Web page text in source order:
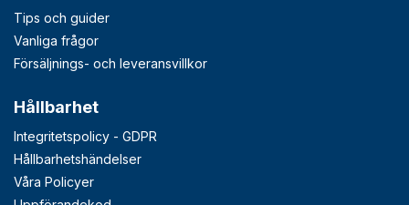
Tips och guider
Vanliga frågor
Försäljnings- och leveransvillkor
Hållbarhet
Integritetspolicy - GDPR
Hållbarhetshändelser
Våra Policyer